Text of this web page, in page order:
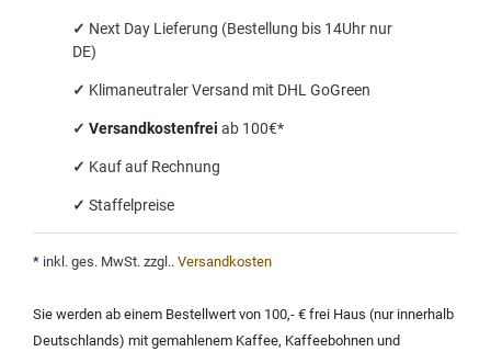
✓ Next Day Lieferung (Bestellung bis 14Uhr nur
DE)
✓ Klimaneutraler Versand mit DHL GoGreen
✓ Versandkostenfrei ab 100€*
✓ Kauf auf Rechnung
✓ Staffelpreise
* inkl. ges. MwSt. zzgl.. Versandkosten
Sie werden ab einem Bestellwert von 100,- € frei Haus (nur innerhalb
Deutschlands) mit gemahlenem Kaffee, Kaffeebohnen und